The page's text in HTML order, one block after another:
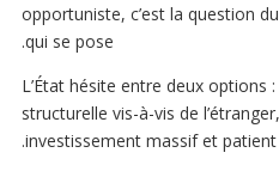
opportuniste, c’est la question
qui se pose.
L’État hésite entre deux options
structurelle vis-à-vis de
investissement massif et